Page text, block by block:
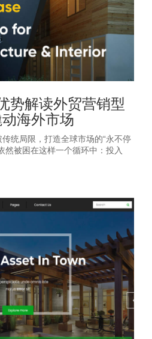
势解读外贸营销型
海外市场
统局限，打造全球市场的“永不停
然被困在这样一个循环中：投入